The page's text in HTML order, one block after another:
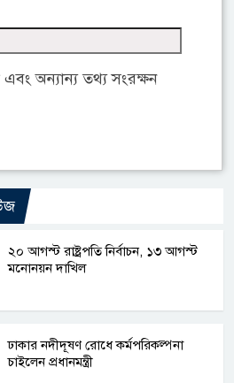
অন্যান্য তথ্য সংরক্ষন
২০ আগস্ট রাষ্ট্রপতি নির্বাচন, ১৩ আগস্ট
মনোনয়ন দাখিল
ঢাকার নদীদূষণ রোধে কর্মপরিকল্পনা
চাইলেন প্রধানমন্ত্রী